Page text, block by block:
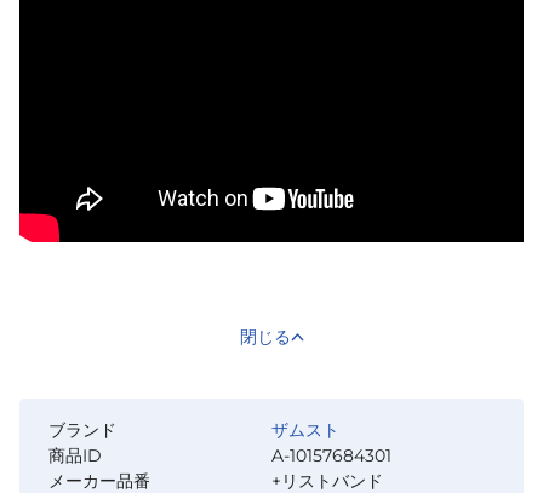
閉じる
ブランド
ザムスト
商品ID
A-10157684301
メーカー品番
+リストバンド